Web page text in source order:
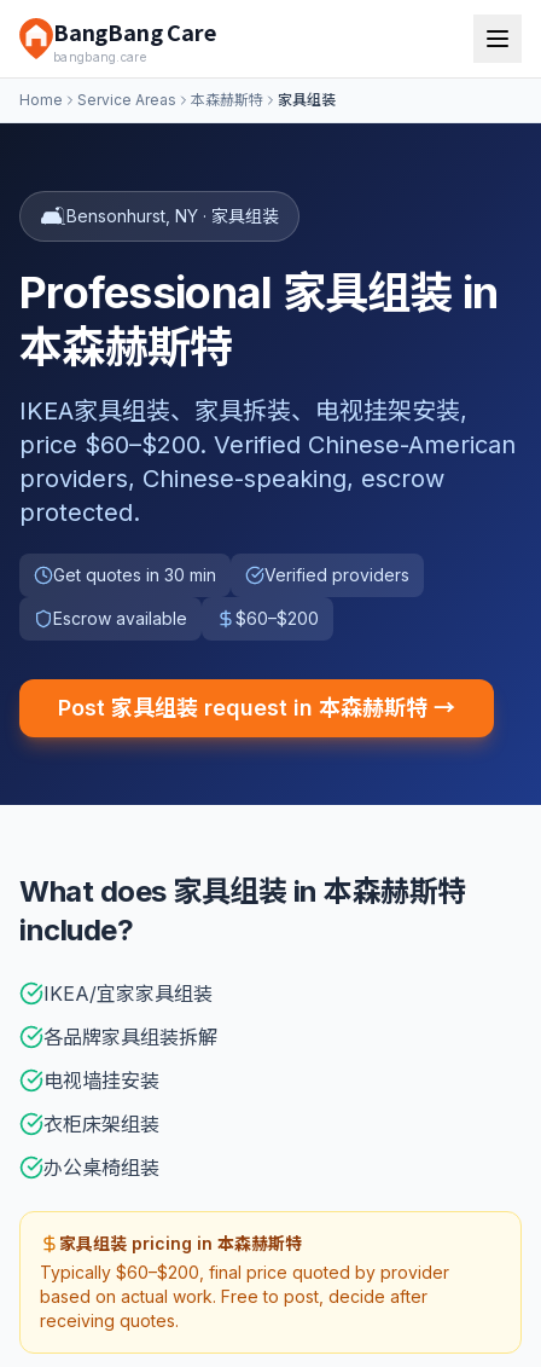
BangBang Care
bangbang.care
Home Service Areas 本森赫斯特 家具组装
🛋️Bensonhurst NY · 家具组装
Professional 家具组装 in
本森赫斯特
IKEA家具组装、家具拆装、电视挂架安装,
price $60–$200. Verified Chinese-American
providers, Chinese-speaking, escrow
protected.
Get quotes in 30 min Verified providers
Escrow available $60–$200
Post 家具组装 request in 本森赫斯特 →
What does 家具组装 in 本森赫斯特
include?
IKEA/宜家家具组装
各品牌家具组装拆解
电视墙挂安装
衣柜床架组装
办公桌椅组装
家具组装 pricing in 本森赫斯特
Typically $60–$200, final price quoted by provider
based on actual work. Free to post, decide after
receiving quotes.